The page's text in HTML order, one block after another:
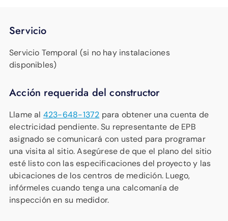
Servicio
Servicio Temporal (si no hay instalaciones
disponibles)
Acción requerida del constructor
Llame al 423-648-1372 para obtener una cuenta de
electricidad pendiente. Su representante de EPB
asignado se comunicará con usted para programar
una visita al sitio. Asegúrese de que el plano del sitio
esté listo con las especificaciones del proyecto y las
ubicaciones de los centros de medición. Luego,
infórmeles cuando tenga una calcomanía de
inspección en su medidor.